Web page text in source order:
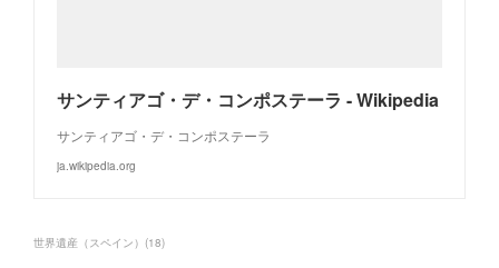
サンティアゴ・デ・コンポステーラ - Wikipedia
サンティアゴ・デ・コンポステーラ
ja.wikipedia.org
世界遺産（スペイン） (18)